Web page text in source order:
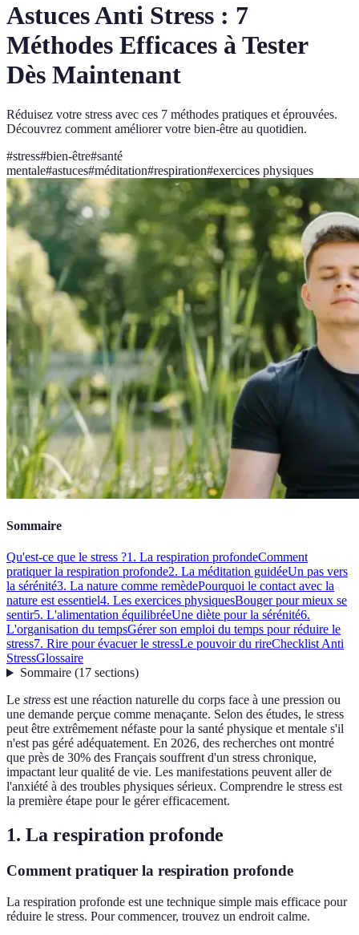
Astuces Anti Stress : 7
Méthodes Efficaces à Tester
Dès Maintenant
Réduisez votre stress avec ces 7 méthodes pratiques et éprouvées.
Découvrez comment améliorer votre bien-être au quotidien.
#stress#bien-être#santé
mentale#astuces#méditation#respiration#exercices physiques
Sommaire
Qu'est-ce que le stress ?1. La respiration profondeComment
pratiquer la respiration profonde2. La méditation guidéeUn pas vers
la sérénité3. La nature comme remèdePourquoi le contact avec la
nature est essentiel4. Les exercices physiquesBouger pour mieux se
sentir5. L'alimentation équilibréeUne diète pour la sérénité6.
L'organisation du tempsGérer son emploi du temps pour réduire le
stress7. Rire pour évacuer le stressLe pouvoir du rireChecklist Anti
StressGlossaire
Sommaire(17 sections)
Le stress est une réaction naturelle du corps face à une pression ou
une demande perçue comme menaçante. Selon des études, le stress
peut être extrêmement néfaste pour la santé physique et mentale s'il
n'est pas géré adéquatement. En 2026, des recherches ont montré
que près de 30% des Français souffrent d'un stress chronique,
impactant leur qualité de vie. Les manifestations peuvent aller de
l'anxiété à des troubles physiques sérieux. Comprendre le stress est
la première étape pour le gérer efficacement.
1. La respiration profonde
Comment pratiquer la respiration profonde
La respiration profonde est une technique simple mais efficace pour
réduire le stress. Pour commencer, trouvez un endroit calme.